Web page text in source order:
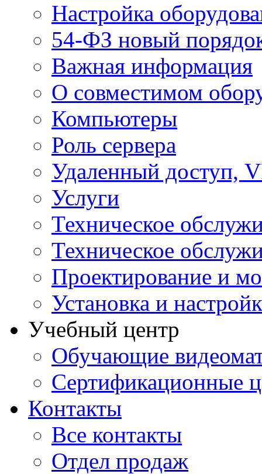
Настройка
54-ФЗ новый
Важная информация
О совместимом
Компьютеры
Роль сервера
Удаленный доступ,
Услуги
Техническое
Техническое
Проектирование и
Установка и
Учебный центр
Обучающие
Сертификационные
Контакты
Все контакты
Отдел продаж